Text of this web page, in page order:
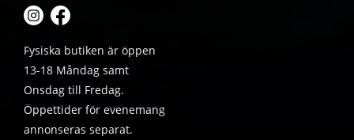
Fysiska butiken är öppen
13-18 Måndag samt
Onsdag till Fredag.
Öppettider för evenemang
annonseras separat.